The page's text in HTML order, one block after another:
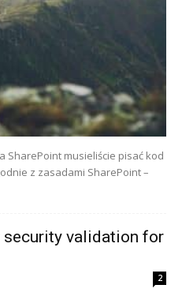
SharePoint musieliście pisać kod
z zasadami SharePoint –
security validation for
2